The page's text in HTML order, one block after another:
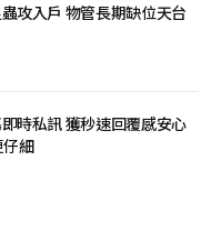
攻入戶 物管長期缺位天台
時私訊 獲秒速回覆感安心
細